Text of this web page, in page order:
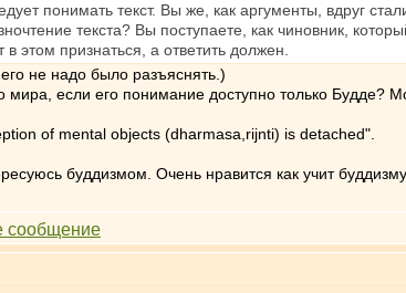
понимать текст. Вы же, как аргументы, вдруг
текста? Вы поступаете, как чиновник,
этом признаться, а ответить должен.
не надо было разъяснять.)
если его понимание доступно только Будде?
of mental objects (dharmasa,rijnti) is detached".
буддизмом. Очень нравится как учит